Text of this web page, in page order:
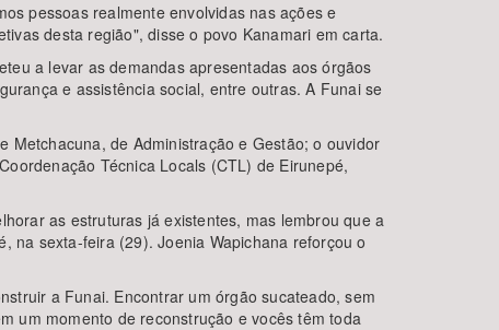
pessoas realmente envolvidas nas ações e
desta região", disse o povo Kanamari em carta.
a levar as demandas apresentadas aos órgãos
e assistência social, entre outras. A Funai se
Metchacuna, de Administração e Gestão; o ouvidor
Técnica Locals (CTL) de Eirunepé,
as estruturas já existentes, mas lembrou que a
na sexta-feira (29). Joenia Wapichana reforçou o
a Funai. Encontrar um órgão sucateado, sem
um momento de reconstrução e vocês têm toda